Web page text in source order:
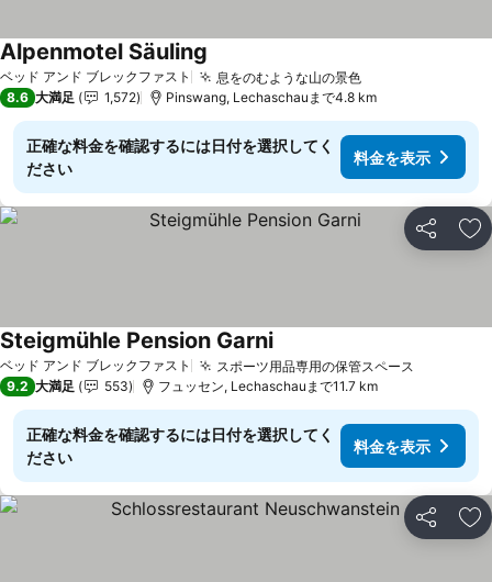
ベッド アンド ブレックファスト 息をのむような山の景色
Alpenmotel Säuling
8.6 大満足 1,572 Pinswang, Lechaschauまで4.8 km
正確な料金を確認するには日付を選択してく
ださい
料金を表示
シェア お
ベッド アンド ブレックファスト スポーツ用品専用の保管スペース
Steigmühle Pension Garni
9.2 大満足 553 フュッセン, Lechaschauまで11.7 km
正確な料金を確認するには日付を選択してく
ださい
料金を表示
シェア お